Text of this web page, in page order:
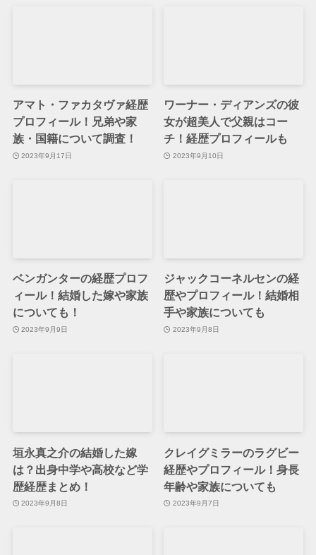
アマト・ファカタヴァ経歴
プロフィール！兄弟や家
族・国籍について調査！
2023年9月17日
ワーナー・ディアンズの彼
女が超美人で父親はコー
チ！経歴プロフィールも
2023年9月10日
ベンガンターの経歴プロフ
ィール！結婚した嫁や家族
についても！
2023年9月9日
ジャックコーネルセンの経
歴やプロフィール！結婚相
手や家族についても
2023年9月8日
垣永真之介の結婚した嫁
は？出身中学や高校など学
歴経歴まとめ！
2023年9月8日
クレイグミラーのラグビー
経歴やプロフィール！身長
年齢や家族についても
2023年9月7日